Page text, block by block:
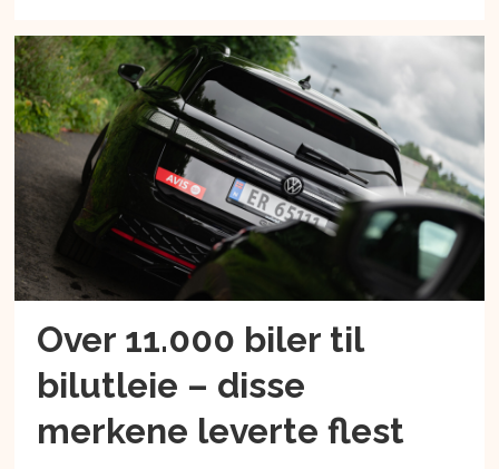
Over 11.000 biler til
bilutleie – disse
merkene leverte flest